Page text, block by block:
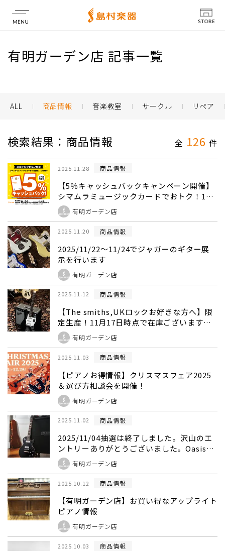
店舗情報
有明ガーデン店 記事一覧
ALL 商品情報 音楽教室 サークル リペア
検索結果：商品情報 全 126 件
2025.11.28 商品情報
【5％キャッシュバックキャンペーン開催】
シマムラミュージックカードでおトク！11
月29日(土)～1月12日(月・祝)まで！
有明ガーデン店
2025.11.20 商品情報
2025/11/22～11/24でジャガーのギター展
示を行います
有明ガーデン店
2025.11.12 商品情報
【The smiths,UKロックお好きな方へ】限
定生産！11月17日時点で在庫ございます。
Johnny Marr Signature Special Jaguar
の受注受付中！！！
有明ガーデン店
2025.11.03 商品情報
【ピアノお得情報】クリスマスフェア2025
＆選び方相談会を開催！
有明ガーデン店
2025.11.02 商品情報
2025/11/04抽選は終了しました。沢山のエ
ントリーありがとうございました。Oasisフ
ァンの方へ 【Gibson Noel Gallagher
Les Paul Standard】の抽選販売受け付けて
おります。
有明ガーデン店
2025.10.12 商品情報
【有明ガーデン店】お買い得なアップライト
ピアノ情報
有明ガーデン店
2025.10.03 商品情報